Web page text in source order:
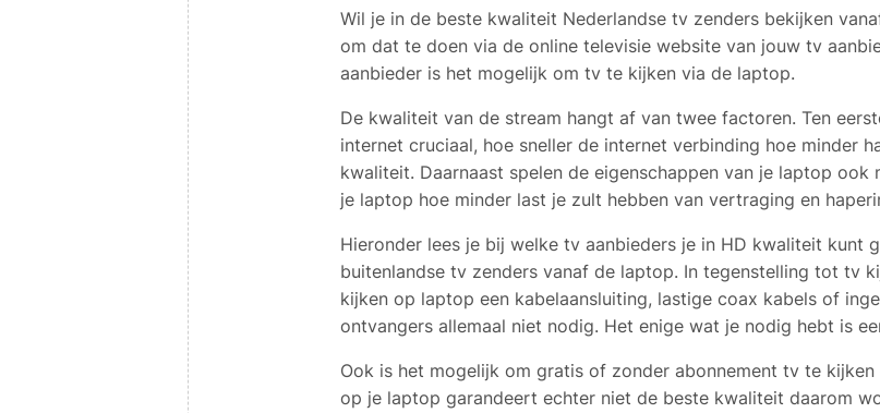
Wil je in de beste kwaliteit Nederlandse tv zenders bekijken
om dat te doen via de online televisie website van jouw tv
aanbieder is het mogelijk om tv te kijken via de laptop.
De kwaliteit van de stream hangt af van twee factoren. Ten
internet cruciaal, hoe sneller de internet verbinding hoe minder
kwaliteit. Daarnaast spelen de eigenschappen van je laptop ook
je laptop hoe minder last je zult hebben van vertraging en
Hieronder lees je bij welke tv aanbieders je in HD kwaliteit kunt
buitenlandse tv zenders vanaf de laptop. In tegenstelling tot tv
kijken op laptop een kabelaansluiting, lastige coax kabels of
ontvangers allemaal niet nodig. Het enige wat je nodig hebt is
Ook is het mogelijk om gratis of zonder abonnement tv te
op je laptop garandeert echter niet de beste kwaliteit daarom